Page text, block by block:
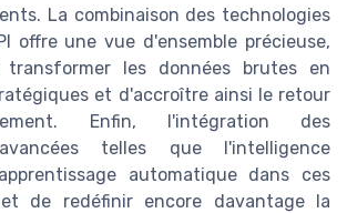
La combinaison des technologies
offre une vue d'ensemble précieuse,
les données brutes en
et d'accroître ainsi le retour
Enfin, l'intégration des
telles que l'intelligence
automatique dans ces
de redéfinir encore davantage la